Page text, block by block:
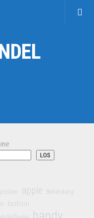
LOS
apple Bekleidung
fashion